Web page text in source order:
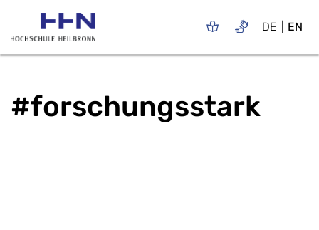
DE EN
#forschungsstark